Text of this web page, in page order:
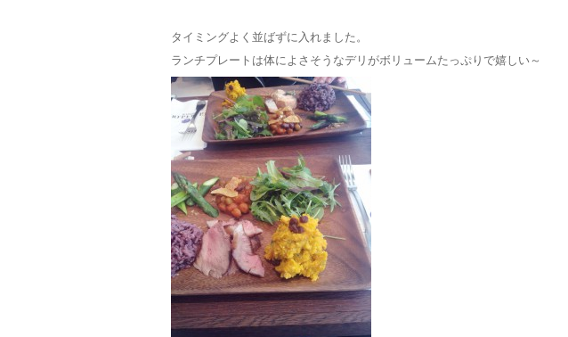
タイミングよく並ばずに入れました。
ランチプレートは体によさそうなデリがボリュームたっぷりで嬉しい～